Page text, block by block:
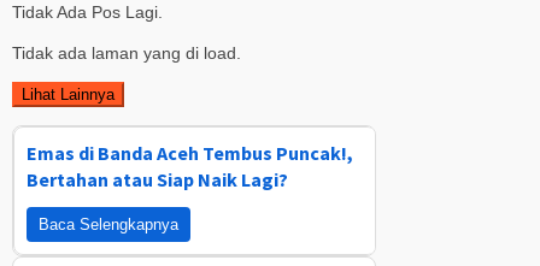
Tidak Ada Pos Lagi.
Tidak ada laman yang di load.
Lihat Lainnya
Emas di Banda Aceh Tembus Puncak!,
Bertahan atau Siap Naik Lagi?
Baca Selengkapnya